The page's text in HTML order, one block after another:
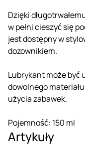
Dzięki
w pełni cieszyć się
jest dostępny w
dozownikiem.
Lubrykant może być
dowolnego
użycia zabawek.
Pojemność: 150 ml
Artykuły